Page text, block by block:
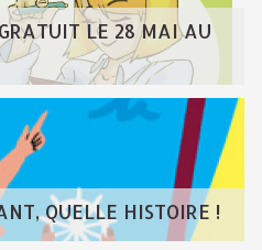
LE 28 MAI AU
QUELLE HISTOIRE !